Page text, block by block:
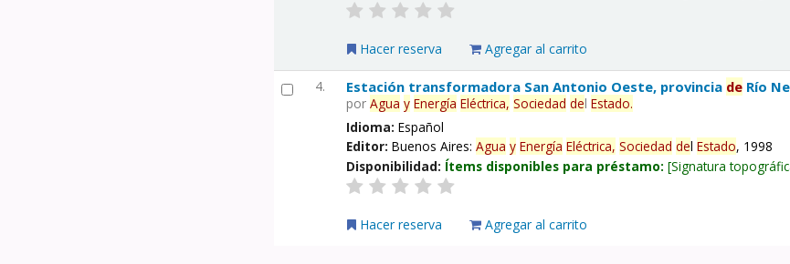
Hacer reserva Agregar al carrito
4. Estación transformadora San Antonio Oeste, provincia de Río
porAgua y Energía Eléctrica, Sociedad delEstado.
Idioma:Español
Editor:Buenos Aires:Agua y Energía Eléctrica, Sociedad delEstado, 1998
Disponibilidad: Ítems disponibles para préstamo: Signatura
Hacer reserva Agregar al carrito